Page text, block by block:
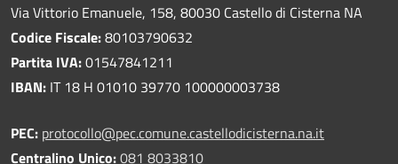
Via Vittorio Emanuele, 158, 80030 Castello di Cisterna NA
Codice Fiscale:80103790632
Partita IVA:01547841211
IBAN: IT 18 H 01010 39770 100000003738
PEC: protocollo@pec.comune.castellodicisterna.na.it
Centralino Unico:081 8033810